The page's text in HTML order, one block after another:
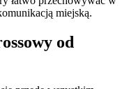
miejską.
od